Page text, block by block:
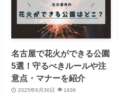
名古屋で花火ができる公園
5選！守るべきルールや注
意点・マナーを紹介
2025年6月30日 1636